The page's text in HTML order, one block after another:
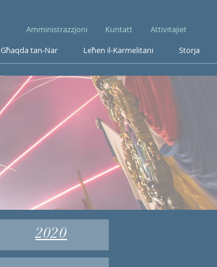
Għaqda tan-Nar Leħen il-Karmelitani Storja
Amministrazzjoni Kuntatt Attivitajiet
2020